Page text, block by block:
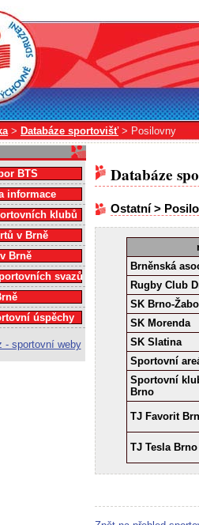
> Databáze sportovišť> Posilovny
Databáze
Ostatní >
Brněnská
Rugby Club
SK Brno-
SK Morenda
SK Slatina
Sportovní
Sportovní
Brno
TJ Favorit
TJ Tesla
BTS
informace
klubů
v Brně
Brně
svazů
úspěchy